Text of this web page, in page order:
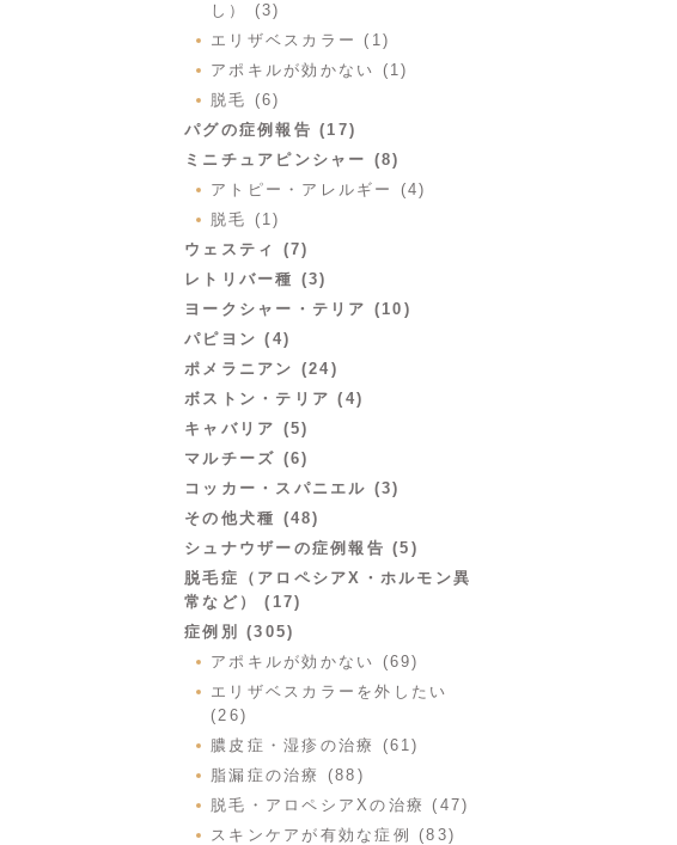
し） (3)
エリザベスカラー (1)
アポキルが効かない (1)
脱毛 (6)
パグの症例報告 (17)
ミニチュアピンシャー (8)
アトピー・アレルギー (4)
脱毛 (1)
ウェスティ (7)
レトリバー種 (3)
ヨークシャー・テリア (10)
パピヨン (4)
ポメラニアン (24)
ボストン・テリア (4)
キャバリア (5)
マルチーズ (6)
コッカー・スパニエル (3)
その他犬種 (48)
シュナウザーの症例報告 (5)
脱毛症（アロペシアX・ホルモン異
常など） (17)
症例別 (305)
アポキルが効かない (69)
エリザベスカラーを外したい
(26)
膿皮症・湿疹の治療 (61)
脂漏症の治療 (88)
脱毛・アロペシアXの治療 (47)
スキンケアが有効な症例 (83)